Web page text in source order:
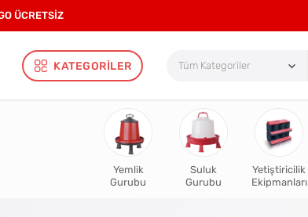
ÜCRETSİZ
KATEGORILER
Yemlik
Gurubu
Suluk
Gurubu
Yetiştiricilik
Ekipmanları